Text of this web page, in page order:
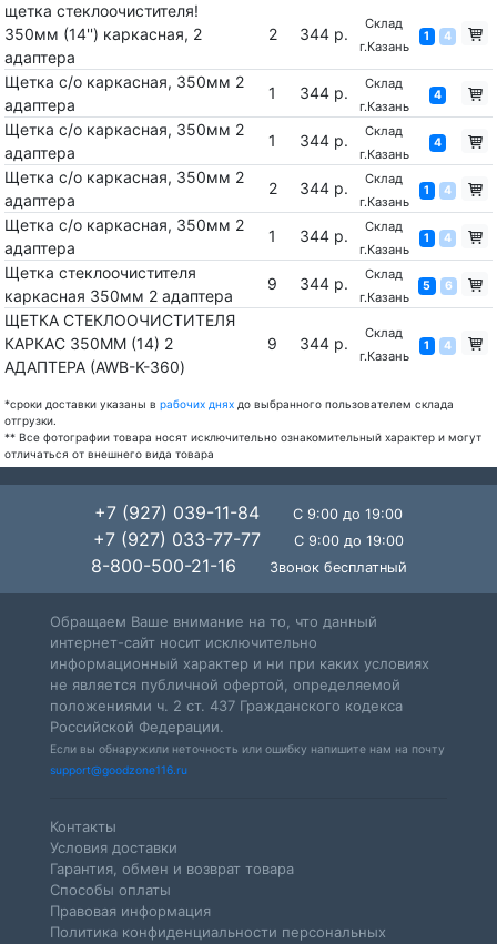
щетка стеклоочистителя!
350мм (14'') каркасная, 2
адаптера
2 344 р.
Склад
г.Казань
1 4
Щетка с/о каркасная, 350мм 2
адаптера
1 344 р.
Склад
г.Казань
4
Щетка с/о каркасная, 350мм 2
адаптера
1 344 р.
Склад
г.Казань
4
Щетка с/о каркасная, 350мм 2
адаптера
2 344 р.
Склад
г.Казань
1 4
Щетка с/о каркасная, 350мм 2
адаптера
1 344 р.
Склад
г.Казань
1 4
Щетка стеклоочистителя
каркасная 350мм 2 адаптера
9 344 р.
Склад
г.Казань
5 6
ЩЕТКА СТЕКЛООЧИСТИТЕЛЯ
КАРКАС 350ММ (14) 2
АДАПТЕРА (AWB-K-360)
9 344 р.
Склад
г.Казань
1 4
*сроки доставки указаны в рабочих днях до выбранного пользователем склада
отгрузки.
** Все фотографии товара носят исключительно ознакомительный характер и могут
отличаться от внешнего вида товара
+7 (927) 039-11-84 С 9:00 до 19:00
+7 (927) 033-77-77 С 9:00 до 19:00
8-800-500-21-16 Звонок бесплатный
Обращаем Ваше внимание на то, что данный
интернет-сайт носит исключительно
информационный характер и ни при каких условиях
не является публичной офертой, определяемой
положениями ч. 2 ст. 437 Гражданского кодекса
Российской Федерации.
Если вы обнаружили неточность или ошибку напишите нам на почту
support@goodzone116.ru
Контакты
Условия доставки
Гарантия, обмен и возврат товара
Способы оплаты
Правовая информация
Политика конфиденциальности персональных